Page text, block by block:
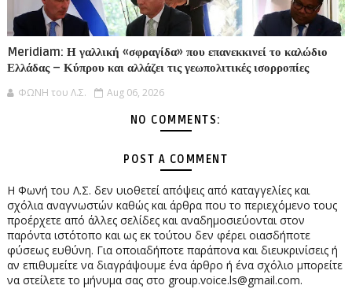
Meridiam: Η γαλλική «σφραγίδα» που επανεκκινεί το καλώδιο
Ελλάδας – Κύπρου και αλλάζει τις γεωπολιτικές ισορροπίες
ΦΩΝΗ του Λ.Σ. Aug 06, 2026
NO COMMENTS:
POST A COMMENT
Η Φωνή του Λ.Σ. δεν υιοθετεί απόψεις από καταγγελίες και
σχόλια αναγνωστών καθώς και άρθρα που το περιεχόμενο τους
προέρχετε από άλλες σελίδες και αναδημοσιεύονται στον
παρόντα ιστότοπο και ως εκ τούτου δεν φέρει οιασδήποτε
φύσεως ευθύνη. Για οποιαδήποτε παράπονα και διευκρινίσεις ή
αν επιθυμείτε να διαγράψουμε ένα άρθρο ή ένα σχόλιο μπορείτε
να στείλετε το μήνυμα σας στο group.voice.ls@gmail.com.